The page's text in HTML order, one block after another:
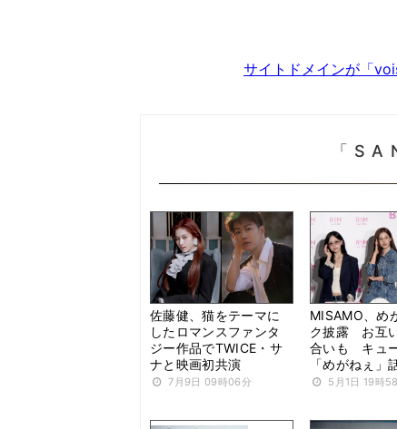
サイトドメインが「
「
佐藤健、猫をテーマに
したロマンスファンタ
ジー作品でTWICE・サ
ナと映画初共演
7月9日 09時06分
MISAMO、め
ク披露 お互
合いも キュ
「めがねぇ」
5月1日 19時